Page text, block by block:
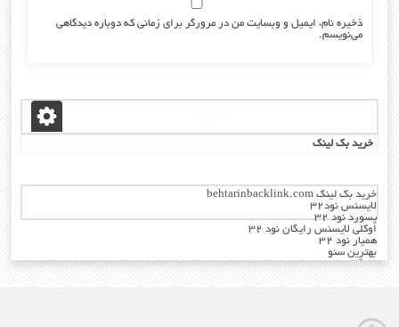
ذخیره نام، ایمیل و وبسایت من در مرورگر برای زمانی که دوباره دیدگاهی
می‌نویسم.
خرید بک لینک
خرید بک لینک behtarinbacklink.com
لایسنس نود32
پسورد نود 32
اوکلی لایسنس رایگان نود 32
همیار نود 32
بهترین سئو
رایگان